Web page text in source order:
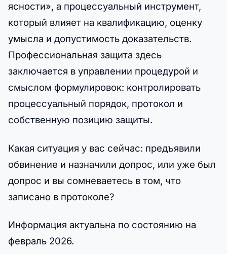
ясности», а процессуальный инструмент,
который влияет на квалификацию, оценку
умысла и допустимость доказательств.
Профессиональная защита здесь
заключается в управлении процедурой и
смыслом формулировок: контролировать
процессуальный порядок, протокол и
собственную позицию защиты.
Какая ситуация у вас сейчас: предъявили
обвинение и назначили допрос, или уже был
допрос и вы сомневаетесь в том, что
записано в протоколе?
Информация актуальна по состоянию на
февраль 2026.